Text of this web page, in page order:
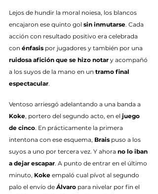
Lejos de hundir la moral noiesa, los blancos
encajaron ese quinto gol sin inmutarse. Cada
acción con resultado positivo era celebrada
con énfasis por jugadores y también por una
ruidosa afición que se hizo notar y acompañó
a los suyos de la mano en un tramo final
espectacular.
Ventoso arriesgó adelantando a una banda a
Koke, portero del segundo acto, en el juego
de cinco. En prácticamente la primera
intentona con ese esquema, Brais puso a los
suyos a uno por tercera vez. Y ahora no lo iban
a dejar escapar. A punto de entrar en el último
minuto, Koke empaló cual pívot al segundo
palo el envío de Álvaro para nivelar por fin el